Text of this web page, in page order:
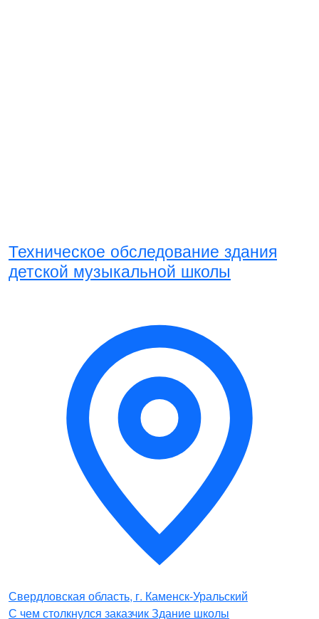
Техническое обследование здания
детской музыкальной школы
Свердловская область, г. Каменск-Уральский
С чем столкнулся заказчик Здание школы